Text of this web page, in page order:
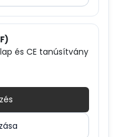
és CE tanúsítvány